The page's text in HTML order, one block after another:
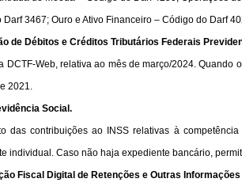
Darf 3467; Ouro e Ativo Financeiro – Código do Darf
de Débitos e Créditos Tributários Federais
DCTF-Web, relativa ao mês de março/2024.
2021.
Social.
das contribuições ao INSS relativas à
individual. Caso não haja expediente bancário,
Fiscal Digital de Retenções e Outras